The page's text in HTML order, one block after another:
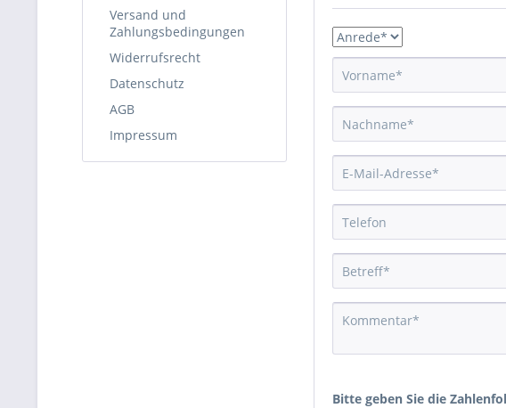
Versand und
Zahlungsbedingungen
Widerrufsrecht
Datenschutz
AGB
Impressum
Bitte geben Sie die